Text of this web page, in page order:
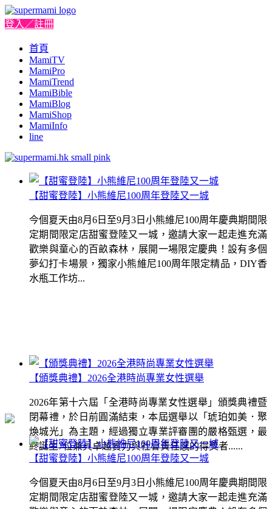
登入／註冊
首頁
MamiTV
MamiPro
MamiTrend
MamiBible
MamiBlog
MamiShop
MamiInfo
line
【甜蜜登陸】小熊維尼100周年登陸又一城
今個夏天由8月6日至9月3日小熊維尼100周年慶典期間限
定期間限定店甜蜜登陸又一城，邀請大家一起走進充滿
歡樂與童心的百畝森林，展開一場限定慶典！設有多個
夢幻打卡場景，獨家小熊維尼100周年限定精品，DIY香
水瓶工作坊...
【頒獎典禮】2026全港時尚專業女性選舉
2026年第十六屆「全港時尚專業女性選舉」頒獎典禮暨
閉幕禮，於日前圓滿結束，本屆選舉以「琥珀如美．聚
煥城光」為主題，經過獨立專業評審團的嚴格甄選，最
終誕生7位兼具卓越實力與社會責任感的得獎者......
【甜蜜登陸】小熊維尼100周年登陸又一城
今個夏天由8月6日至9月3日小熊維尼100周年慶典期間限
定期間限定店甜蜜登陸又一城，邀請大家一起走進充滿